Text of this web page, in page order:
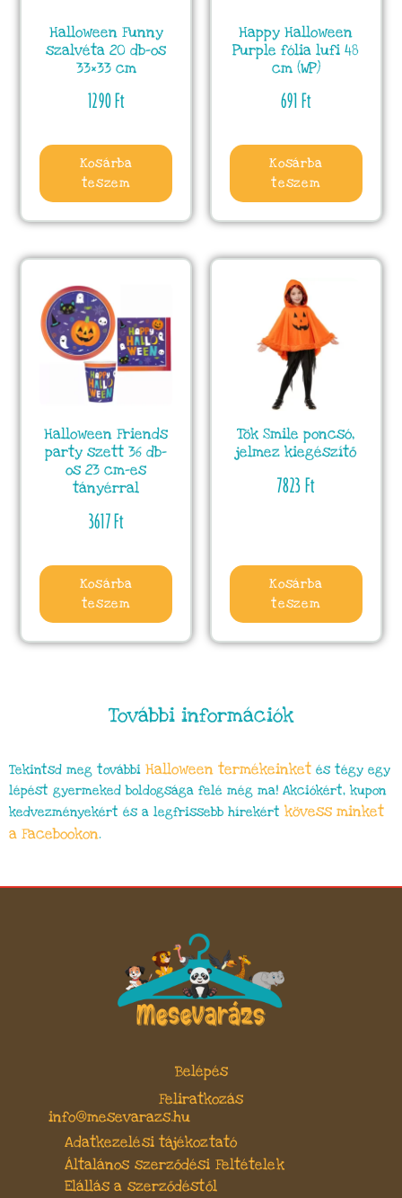
Halloween Funny
szalvéta 20 db-os
33×33 cm
1290Ft
Kosárba
teszem
Happy Halloween
Purple fólia lufi 48
cm (WP)
691Ft
Kosárba
teszem
Halloween Friends
party szett 36 db-
os 23 cm-es
tányérral
3617Ft
Kosárba
teszem
Tök Smile poncsó,
jelmez kiegészítő
7823Ft
Kosárba
teszem
További információk
Tekintsd meg további Halloween termékeinket és tégy egy
lépést gyermeked boldogsága felé még ma! Akciókért, kupon
kedvezményekért és a legfrissebb hírekért kövess minket
a Facebookon.
Belépés
Feliratkozás
info@mesevarazs.hu
Adatkezelési tájékoztató
Általános szerződési Feltételek
Elállás a szerződéstől